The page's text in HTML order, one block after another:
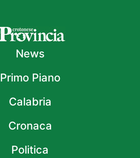
News
Primo Piano
Calabria
Cronaca
Politica